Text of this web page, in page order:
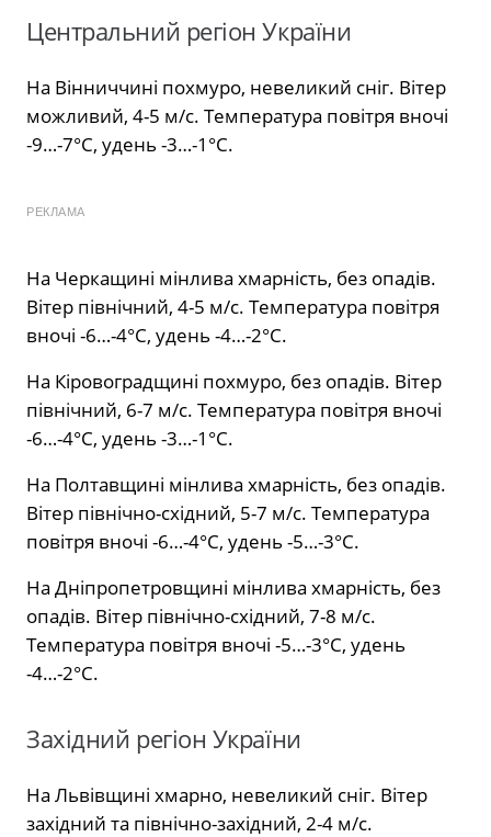
Центральний регіон України
На Вінниччині похмуро, невеликий сніг. Вітер
можливий, 4-5 м/с. Температура повітря вночі
-9…-7°С, удень -3…-1°С.
РЕКЛАМА
На Черкащині мінлива хмарність, без опадів.
Вітер північний, 4-5 м/с. Температура повітря
вночі -6…-4°С, удень -4…-2°С.
На Кіровоградщині похмуро, без опадів. Вітер
північний, 6-7 м/с. Температура повітря вночі
-6…-4°С, удень -3…-1°С.
На Полтавщині мінлива хмарність, без опадів.
Вітер північно-східний, 5-7 м/с. Температура
повітря вночі -6…-4°С, удень -5…-3°С.
На Дніпропетровщині мінлива хмарність, без
опадів. Вітер північно-східний, 7-8 м/с.
Температура повітря вночі -5…-3°С, удень
-4…-2°С.
Західний регіон України
На Львівщині хмарно, невеликий сніг. Вітер
західний та північно-західний, 2-4 м/с.